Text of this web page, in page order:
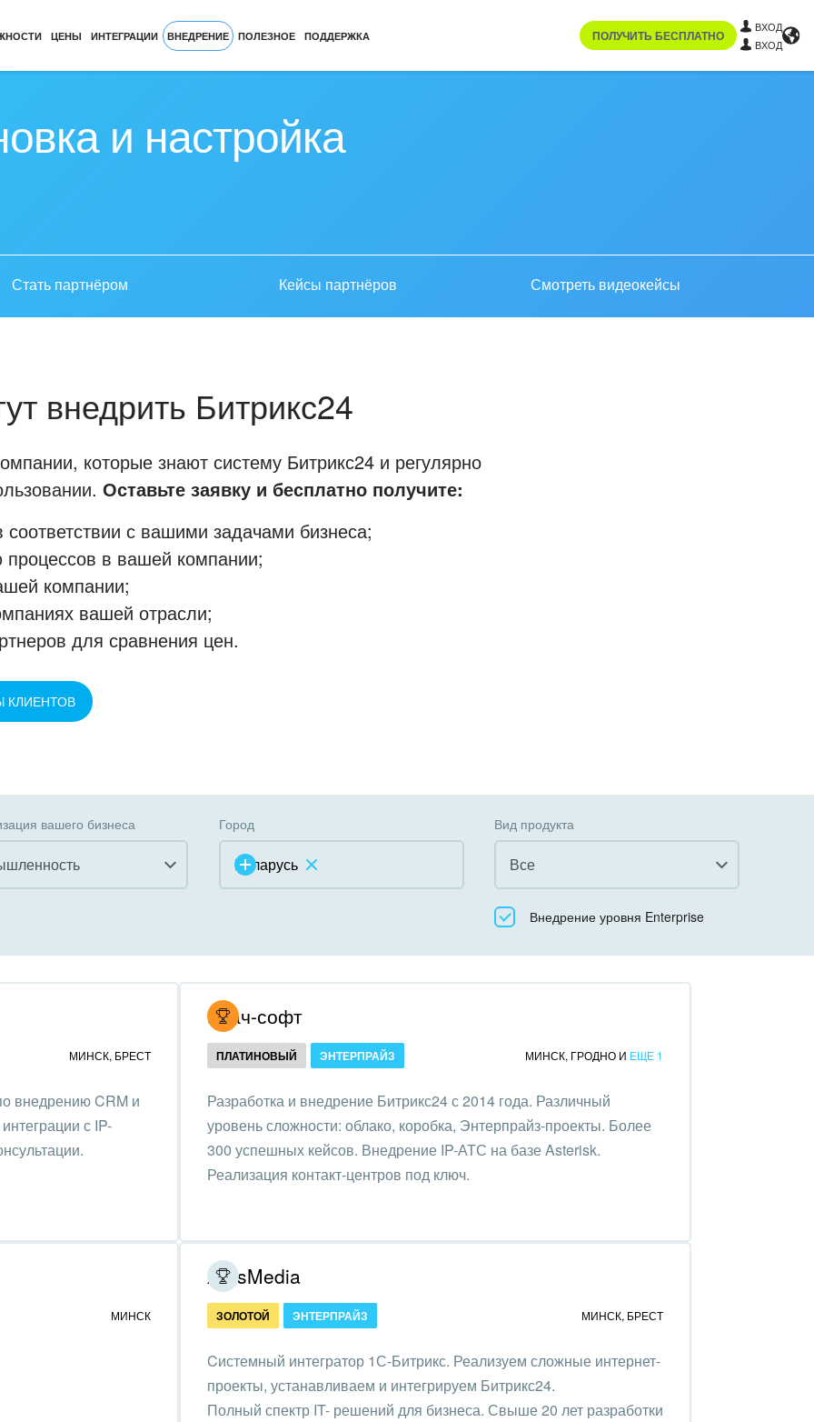
ЦЕНЫ ИНТЕГРАЦИИ ВНЕДРЕНИЕ ПОЛЕЗНОЕ ПОДДЕРЖКА ПОЛУЧИТЬ БЕСПЛАТНО
ВХОД
ВХОД
и настройка
Стать партнёром Кейсы партнёров Смотреть видеокейсы
внедрить Битрикс24
которые знают систему Битрикс24 и регулярно
Оставьте заявку и бесплатно получите:
с вашими задачами бизнеса;
в вашей компании;
компании;
вашей отрасли;
для сравнения цен.
КЛИЕНТОВ
вашего бизнеса
услуги, ЖКХ
Город
Беларусь
Вид продукта
Все
Все
Коробочная версия
Внедрение уровня Enterprise
МИНСК, БРЕСТ
внедрению CRM и
с IP-
Итач-софт
ПЛАТИНОВЫЙ ЭНТЕРПРАЙЗ МИНСК, ГРОДНО И ЕЩЕ 1
Разработка и внедрение Битрикс24 с 2014 года. Различный
уровень сложности: облако, коробка, Энтерпрайз-проекты. Более
300 успешных кейсов. Внедрение IP-АТС на базе Asterisk.
Реализация контакт-центров под ключ.
МИНСК
ArtisMedia
ЗОЛОТОЙ ЭНТЕРПРАЙЗ МИНСК, БРЕСТ
Cистемный интегратор 1С-Битрикс. Реализуем сложные интернет-
проекты, устанавливаем и интегрируем Битрикс24.
Полный спектр IT- решений для бизнеса. Свыше 20 лет разработки